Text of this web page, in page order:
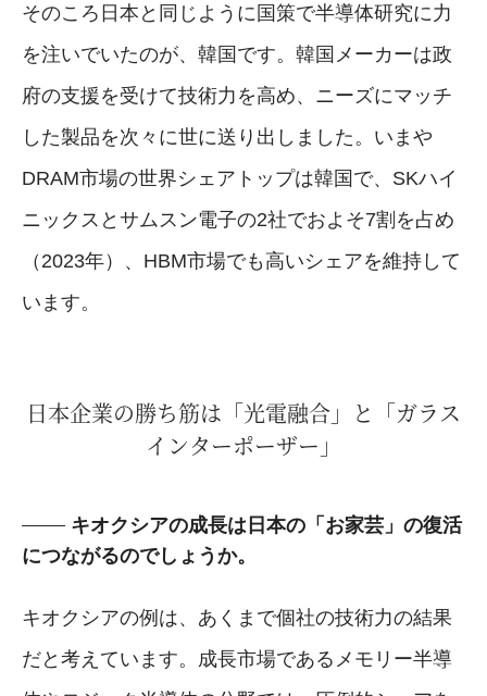
そのころ日本と同じように国策で半導体研究に力
を注いでいたのが、韓国です。韓国メーカーは政
府の支援を受けて技術力を高め、ニーズにマッチ
した製品を次々に世に送り出しました。いまや
DRAM市場の世界シェアトップは韓国で、SKハイ
ニックスとサムスン電子の2社でおよそ7割を占め
（2023年）、HBM市場でも高いシェアを維持して
います。
日本企業の勝ち筋は「光電融合」と「ガラス
インターポーザー」
キオクシアの成長は日本の「お家芸」の復活
につながるのでしょうか。
キオクシアの例は、あくまで個社の技術力の結果
だと考えています。成長市場であるメモリー半導